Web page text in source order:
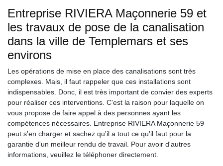
Entreprise RIVIERA Maçonnerie 59 et
les travaux de pose de la canalisation
dans la ville de Templemars et ses
environs
Les opérations de mise en place des canalisations sont très
complexes. Mais, il faut rappeler que ces installations sont
indispensables. Donc, il est très important de convier des experts
pour réaliser ces interventions. C'est la raison pour laquelle on
vous propose de faire appel à des personnes ayant les
compétences nécessaires. Entreprise RIVIERA Maçonnerie 59
peut s'en charger et sachez qu'il a tout ce qu'il faut pour la
garantie d'un meilleur rendu de travail. Pour avoir d'autres
informations, veuillez le téléphoner directement.